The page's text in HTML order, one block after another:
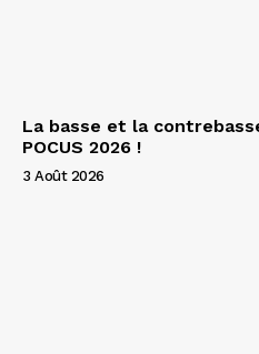
La basse et la
POCUS 2026 !
3 Août 2026